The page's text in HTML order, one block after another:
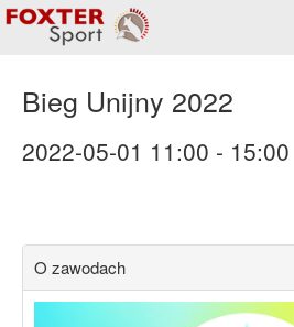
Bieg Unijny 2022
2022-05-01 11:00 - 15:00
O zawodach